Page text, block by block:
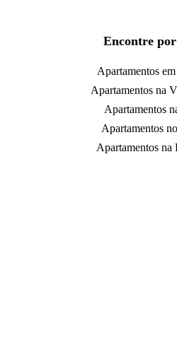
Encontre
Apartamentos
Apartamentos na
Apartamentos
Apartamentos
Apartamentos na